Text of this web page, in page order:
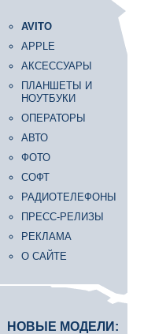
AVITO
APPLE
АКСЕССУАРЫ
ПЛАНШЕТЫ И
НОУТБУКИ
ОПЕРАТОРЫ
АВТО
ФОТО
СОФТ
РАДИОТЕЛЕФОНЫ
ПРЕСС-РЕЛИЗЫ
РЕКЛАМА
О САЙТЕ
НОВЫЕ МОДЕЛИ: